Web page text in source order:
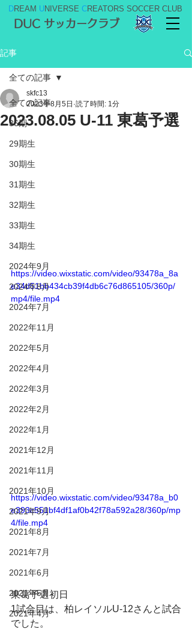
DREAM UNIVERSE CREATORS SOCCER CLUB
DUC サッカークラブ
記事
全ての記事
36期
29期生
30期生
31期生
32期生
33期生
34期生
2024年9月
2024年8月
2024年7月
2022年11月
2022年5月
2022年4月
2022年3月
2022年2月
2022年1月
2021年12月
2021年11月
2021年10月
2021年9月
2021年8月
2021年7月
2021年6月
2021年5月
2021年4月
全ての記事
2023.08.05 U-11 東葛予選
skfc13
2023年8月5日 読了時間: 1分
https://video.wixstatic.com/video/93478a_8a
e34d51bb434cb39f4db6c76d865105/360p/
mp4/file.mp4
https://video.wixstatic.com/video/93478a_b0
e393c551bf4df1af0b42f78a592a28/360p/mp
4/file.mp4
東葛予選初日
1試合目は、柏レイソルU-12さんと試合
でした。